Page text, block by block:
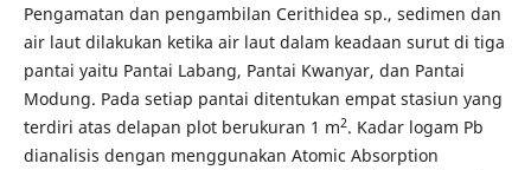
Pengamatan dan pengambilan Cerithidea sp., sedimen dan
air laut dilakukan ketika air laut dalam keadaan surut di tiga
pantai yaitu Pantai Labang, Pantai Kwanyar, dan Pantai
Modung. Pada setiap pantai ditentukan empat stasiun yang
terdiri atas delapan plot berukuran 1 m2. Kadar logam Pb
dianalisis dengan menggunakan Atomic Absorption